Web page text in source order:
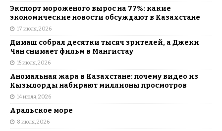
Экспорт мороженого вырос на 77%: какие
экономические новости обсуждают в Казахстане
17 июля, 2026
Димаш собрал десятки тысяч зрителей, а Джеки
Чан снимает фильм в Мангистау
15 июля, 2026
Аномальная жара в Казахстане: почему видео из
Кызылорды набирают миллионы просмотров
14 июля, 2026
Аральское море
8 июля, 2026